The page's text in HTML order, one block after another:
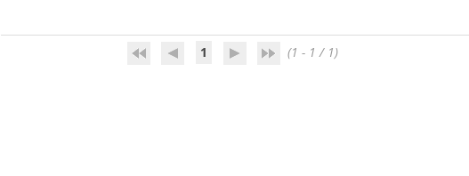
1 (1 - 1 / 1)